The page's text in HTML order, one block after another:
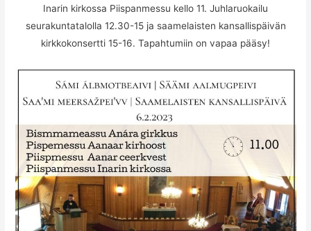
Inarin kirkossa Piispanmessu kello 11. Juhlaruokailu
seurakuntatalolla 12.30-15 ja saamelaisten kansallispäivän
kirkkokonsertti 15-16. Tapahtumiin on vapaa pääsy!